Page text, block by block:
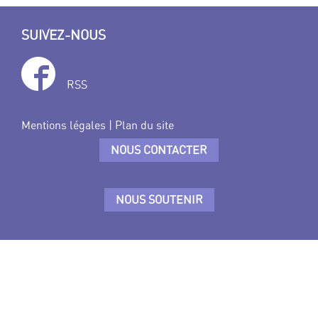
SUIVEZ-NOUS
RSS
Mentions légales | Plan du site
NOUS CONTACTER
NOUS SOUTENIR